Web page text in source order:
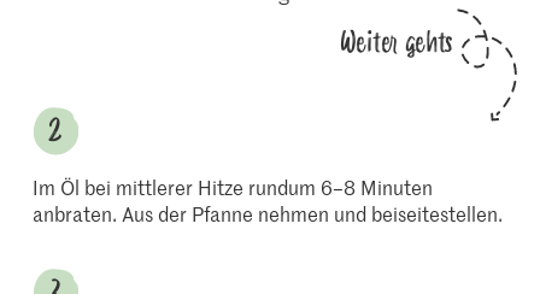
Weiter gehts
Im Öl bei mittlerer Hitze rundum 6–8 Minuten
anbraten. Aus der Pfanne nehmen und beiseitestellen.